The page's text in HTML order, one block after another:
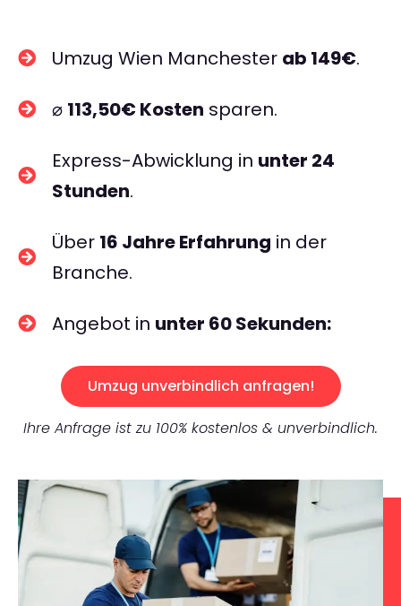
Umzug Wien Manchester ab 149€.
⌀ 113,50€ Kosten sparen.
Express-Abwicklung in unter 24
Stunden.
Über 16 Jahre Erfahrung in der
Branche.
Angebot in unter 60 Sekunden:
Umzug unverbindlich anfragen!
Ihre Anfrage ist zu 100% kostenlos & unverbindlich.